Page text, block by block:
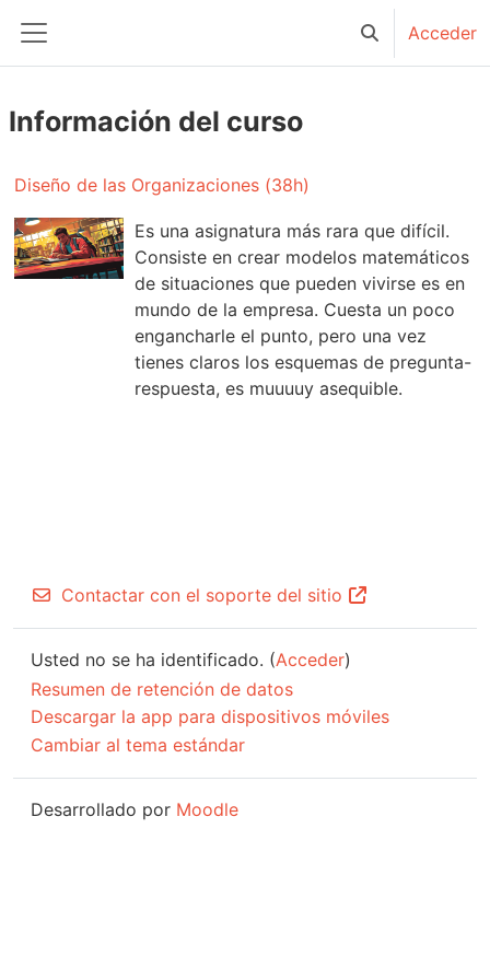
Panel lateral
Selector de
Acceder
Información del curso
Diseño de las Organizaciones (38h)
Es una asignatura más rara que difícil.
Consiste en crear modelos matemáticos
de situaciones que pueden vivirse es en
mundo de la empresa. Cuesta un poco
engancharle el punto, pero una vez
tienes claros los esquemas de pregunta-
respuesta, es muuuuy asequible.
Contactar con el soporte del sitio
Usted no se ha identificado. (Acceder)
Resumen de retención de datos
Descargar la app para dispositivos móviles
Cambiar al tema estándar
Desarrollado por Moodle